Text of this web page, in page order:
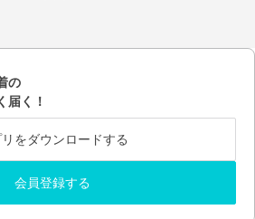
の
届く！
をダウンロードする
会員登録する